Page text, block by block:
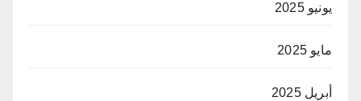
يونيو 2025
مايو 2025
أبريل 2025